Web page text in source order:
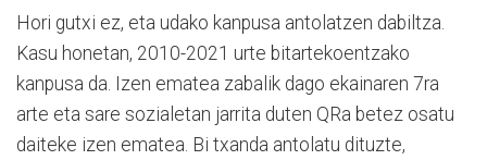
Hori gutxi ez, eta udako kanpusa antolatzen dabiltza.
Kasu honetan, 2010-2021 urte bitartekoentzako
kanpusa da. Izen ematea zabalik dago ekainaren 7ra
arte eta sare sozialetan jarrita duten QRa betez osatu
daiteke izen ematea. Bi txanda antolatu dituzte,